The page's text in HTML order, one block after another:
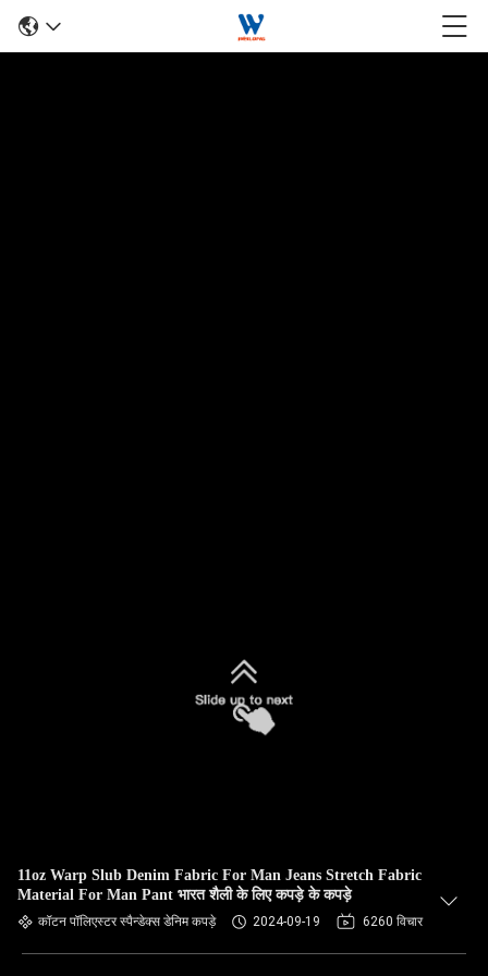
11oz Warp Slub Denim Fabric For Man Jeans Stretch Fabric
Material For Man Pant भारत शैली के लिए कपड़े के कपड़े
कॉटन पॉलिएस्टर स्पैन्डेक्स डेनिम कपड़े 2024-09-19 6260 विचार